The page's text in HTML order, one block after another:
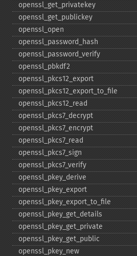
openssl_​get_​privatekey
openssl_​get_​publickey
openssl_​open
openssl_​password_​hash
openssl_​password_​verify
openssl_​pbkdf2
openssl_​pkcs12_​export
openssl_​pkcs12_​export_​to_​file
openssl_​pkcs12_​read
openssl_​pkcs7_​decrypt
openssl_​pkcs7_​encrypt
openssl_​pkcs7_​read
openssl_​pkcs7_​sign
openssl_​pkcs7_​verify
openssl_​pkey_​derive
openssl_​pkey_​export
openssl_​pkey_​export_​to_​file
openssl_​pkey_​get_​details
openssl_​pkey_​get_​private
openssl_​pkey_​get_​public
openssl_​pkey_​new